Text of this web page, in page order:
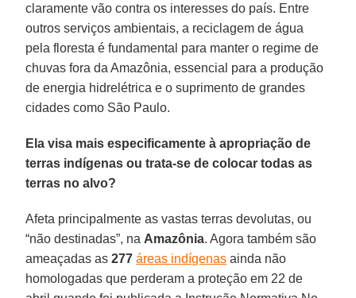
claramente vão contra os interesses do país. Entre
outros serviços ambientais, a reciclagem de água
pela floresta é fundamental para manter o regime de
chuvas fora da Amazônia, essencial para a produção
de energia hidrelétrica e o suprimento de grandes
cidades como São Paulo.
Ela visa mais especificamente à apropriação de
terras indígenas ou trata-se de colocar todas as
terras no alvo?
Afeta principalmente as vastas terras devolutas, ou
“não destinadas”, na Amazônia. Agora também são
ameaçadas as277áreas indígenas ainda não
homologadas que perderam a proteção em 22 de